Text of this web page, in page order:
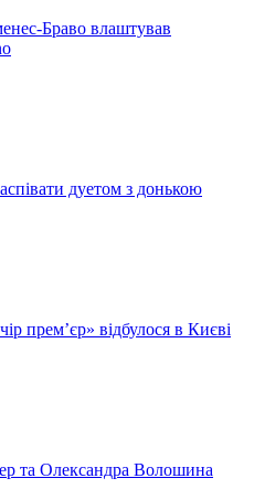
Браво влаштував
дуетом з донькою
прем’єр» відбулося в Києві
та Олександра Волошина